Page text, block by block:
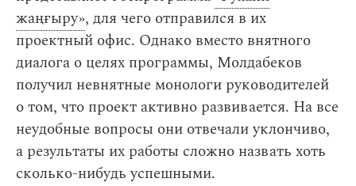
жаңғыру», для чего отправился в их
проектный офис. Однако вместо внятного
диалога о целях программы, Молдабеков
получил невнятные монологи руководителей
о том, что проект активно развивается. На все
неудобные вопросы они отвечали уклончиво,
а результаты их работы сложно назвать хоть
сколько-нибудь успешными.